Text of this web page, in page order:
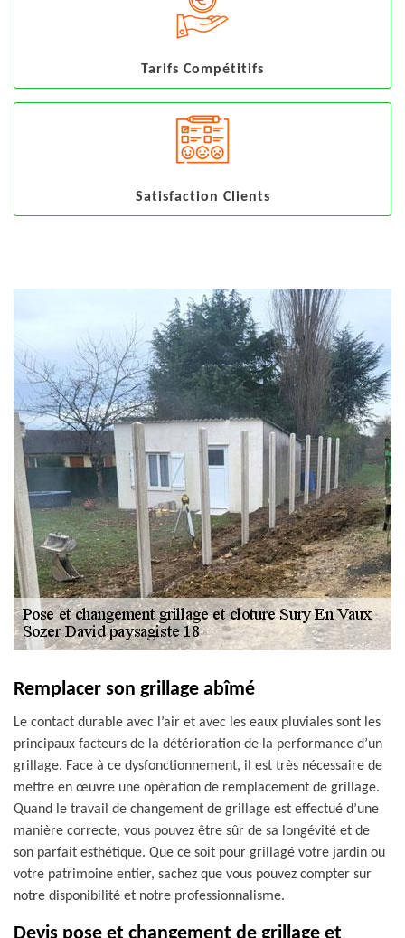
Tarifs Compétitifs
Satisfaction Clients
Remplacer son grillage abîmé
Le contact durable avec l’air et avec les eaux pluviales sont les
principaux facteurs de la détérioration de la performance d’un
grillage. Face à ce dysfonctionnement, il est très nécessaire de
mettre en œuvre une opération de remplacement de grillage.
Quand le travail de changement de grillage est effectué d’une
manière correcte, vous pouvez être sûr de sa longévité et de
son parfait esthétique. Que ce soit pour grillagé votre jardin ou
votre patrimoine entier, sachez que vous pouvez compter sur
notre disponibilité et notre professionnalisme.